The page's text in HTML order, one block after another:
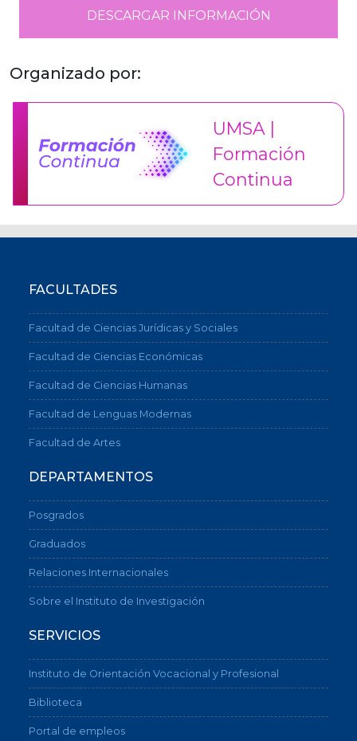
DESCARGAR INFORMACIÓN
Organizado por:
UMSA |
Formación
Continua
FACULTADES
Facultad de Ciencias Jurídicas y Sociales
Facultad de Ciencias Económicas
Facultad de Ciencias Humanas
Facultad de Lenguas Modernas
Facultad de Artes
DEPARTAMENTOS
Posgrados
Graduados
Relaciones Internacionales
Sobre el Instituto de Investigación
SERVICIOS
Instituto de Orientación Vocacional y Profesional
Biblioteca
Portal de empleos